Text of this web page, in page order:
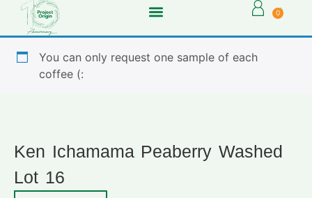
0
You can only request one sample of each
coffee (:
Ken Ichamama Peaberry Washed
Lot 16